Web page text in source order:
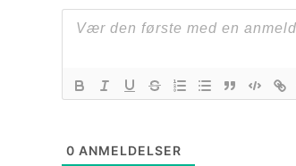
0 ANMELDELSER